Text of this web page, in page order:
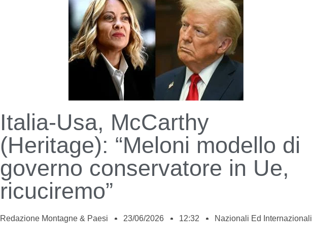
Italia-Usa, McCarthy
(Heritage): “Meloni modello di
governo conservatore in Ue,
ricuciremo”
Redazione Montagne & Paesi 23/06/2026 12:32 Nazionali Ed Internazionali